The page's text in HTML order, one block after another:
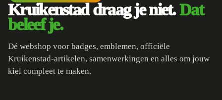
Kruikenstad draag je niet.Dat
beleef je.
Dé webshop voor badges, emblemen, officiële
Kruikenstad-artikelen, samenwerkingen en alles om jouw
kiel compleet te maken.